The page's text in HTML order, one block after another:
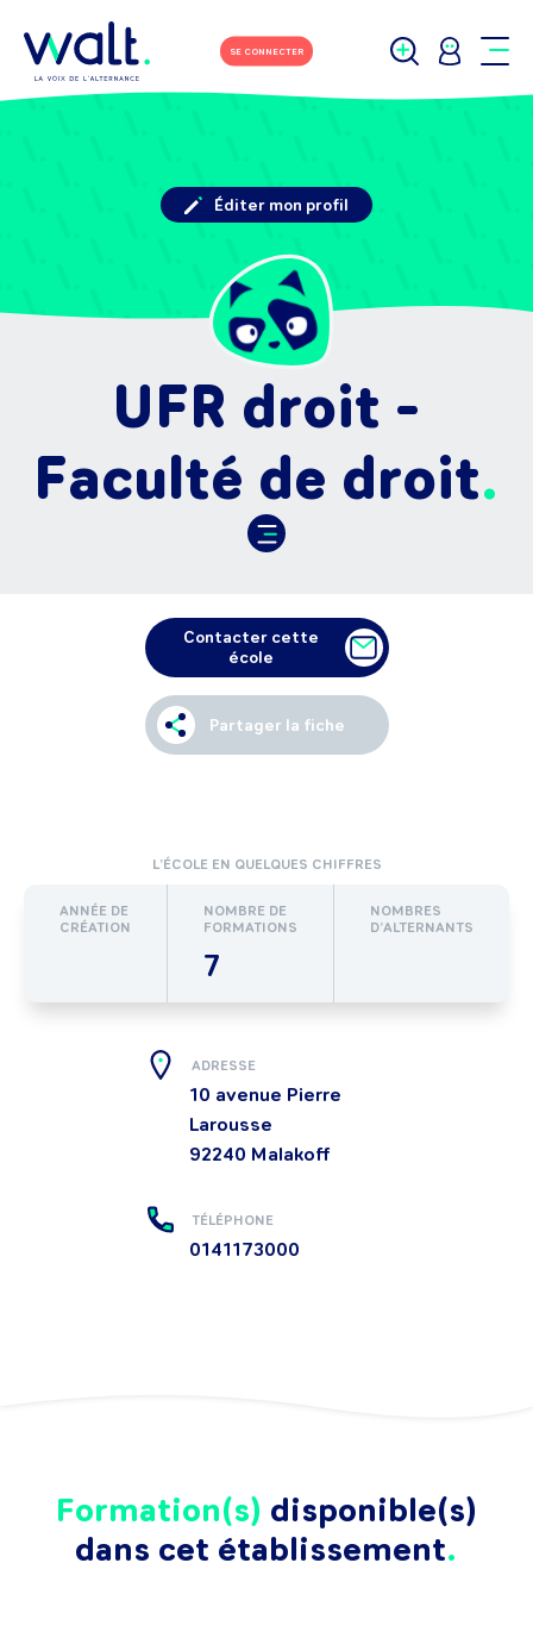
SE CONNECTER
UFR droit -
Faculté de droit
Éditer mon profil
Contacter cette
école
Partager la fiche
L’ÉCOLE EN QUELQUES CHIFFRES
ANNÉE DE
CRÉATION
NOMBRE DE
FORMATIONS
7
NOMBRES
D’ALTERNANTS
ADRESSE
10 avenue Pierre
Larousse
92240 Malakoff
TÉLÉPHONE
0141173000
Formation(s) disponible(s)
dans cet établissement